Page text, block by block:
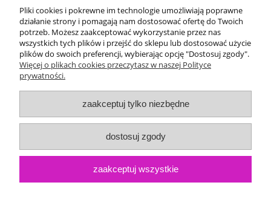
Moje konto
Gwarancja i zwroty
O firmie
Pliki cookies i pokrewne im technologie umożliwiają poprawne
działanie strony i pomagają nam dostosować ofertę do Twoich
potrzeb. Możesz zaakceptować wykorzystanie przez nas
wszystkich tych plików i przejść do sklepu lub dostosować użycie
plików do swoich preferencji, wybierając opcję "Dostosuj zgody".
Więcej o plikach cookies przeczytasz w naszej Polityce
prywatności.
zaakceptuj tylko niezbędne
dostosuj zgody
zaakceptuj wszystkie